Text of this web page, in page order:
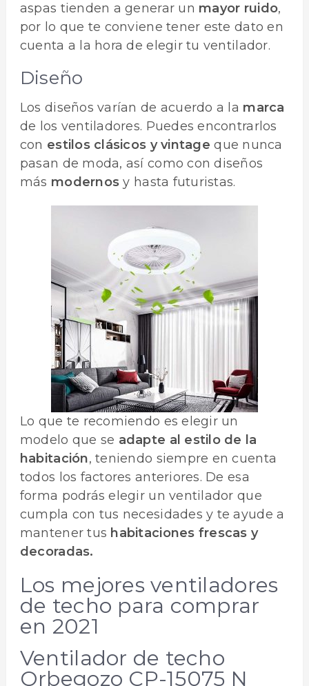
aspas tienden a generar un mayor ruido,
por lo que te conviene tener este dato en
cuenta a la hora de elegir tu ventilador.
Diseño
Los diseños varían de acuerdo a la marca
de los ventiladores. Puedes encontrarlos
con estilos clásicos y vintage que nunca
pasan de moda, así como con diseños
más modernos y hasta futuristas.
Lo que te recomiendo es elegir un
modelo que se adapte al estilo de la
habitación, teniendo siempre en cuenta
todos los factores anteriores. De esa
forma podrás elegir un ventilador que
cumpla con tus necesidades y te ayude a
mantener tus habitaciones frescas y
decoradas.
Los mejores ventiladores
de techo para comprar
en 2021
Ventilador de techo
Orbegozo CP-15075 N